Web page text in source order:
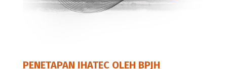
IHATEC telah ditetapkan oleh BPJPH sebagai